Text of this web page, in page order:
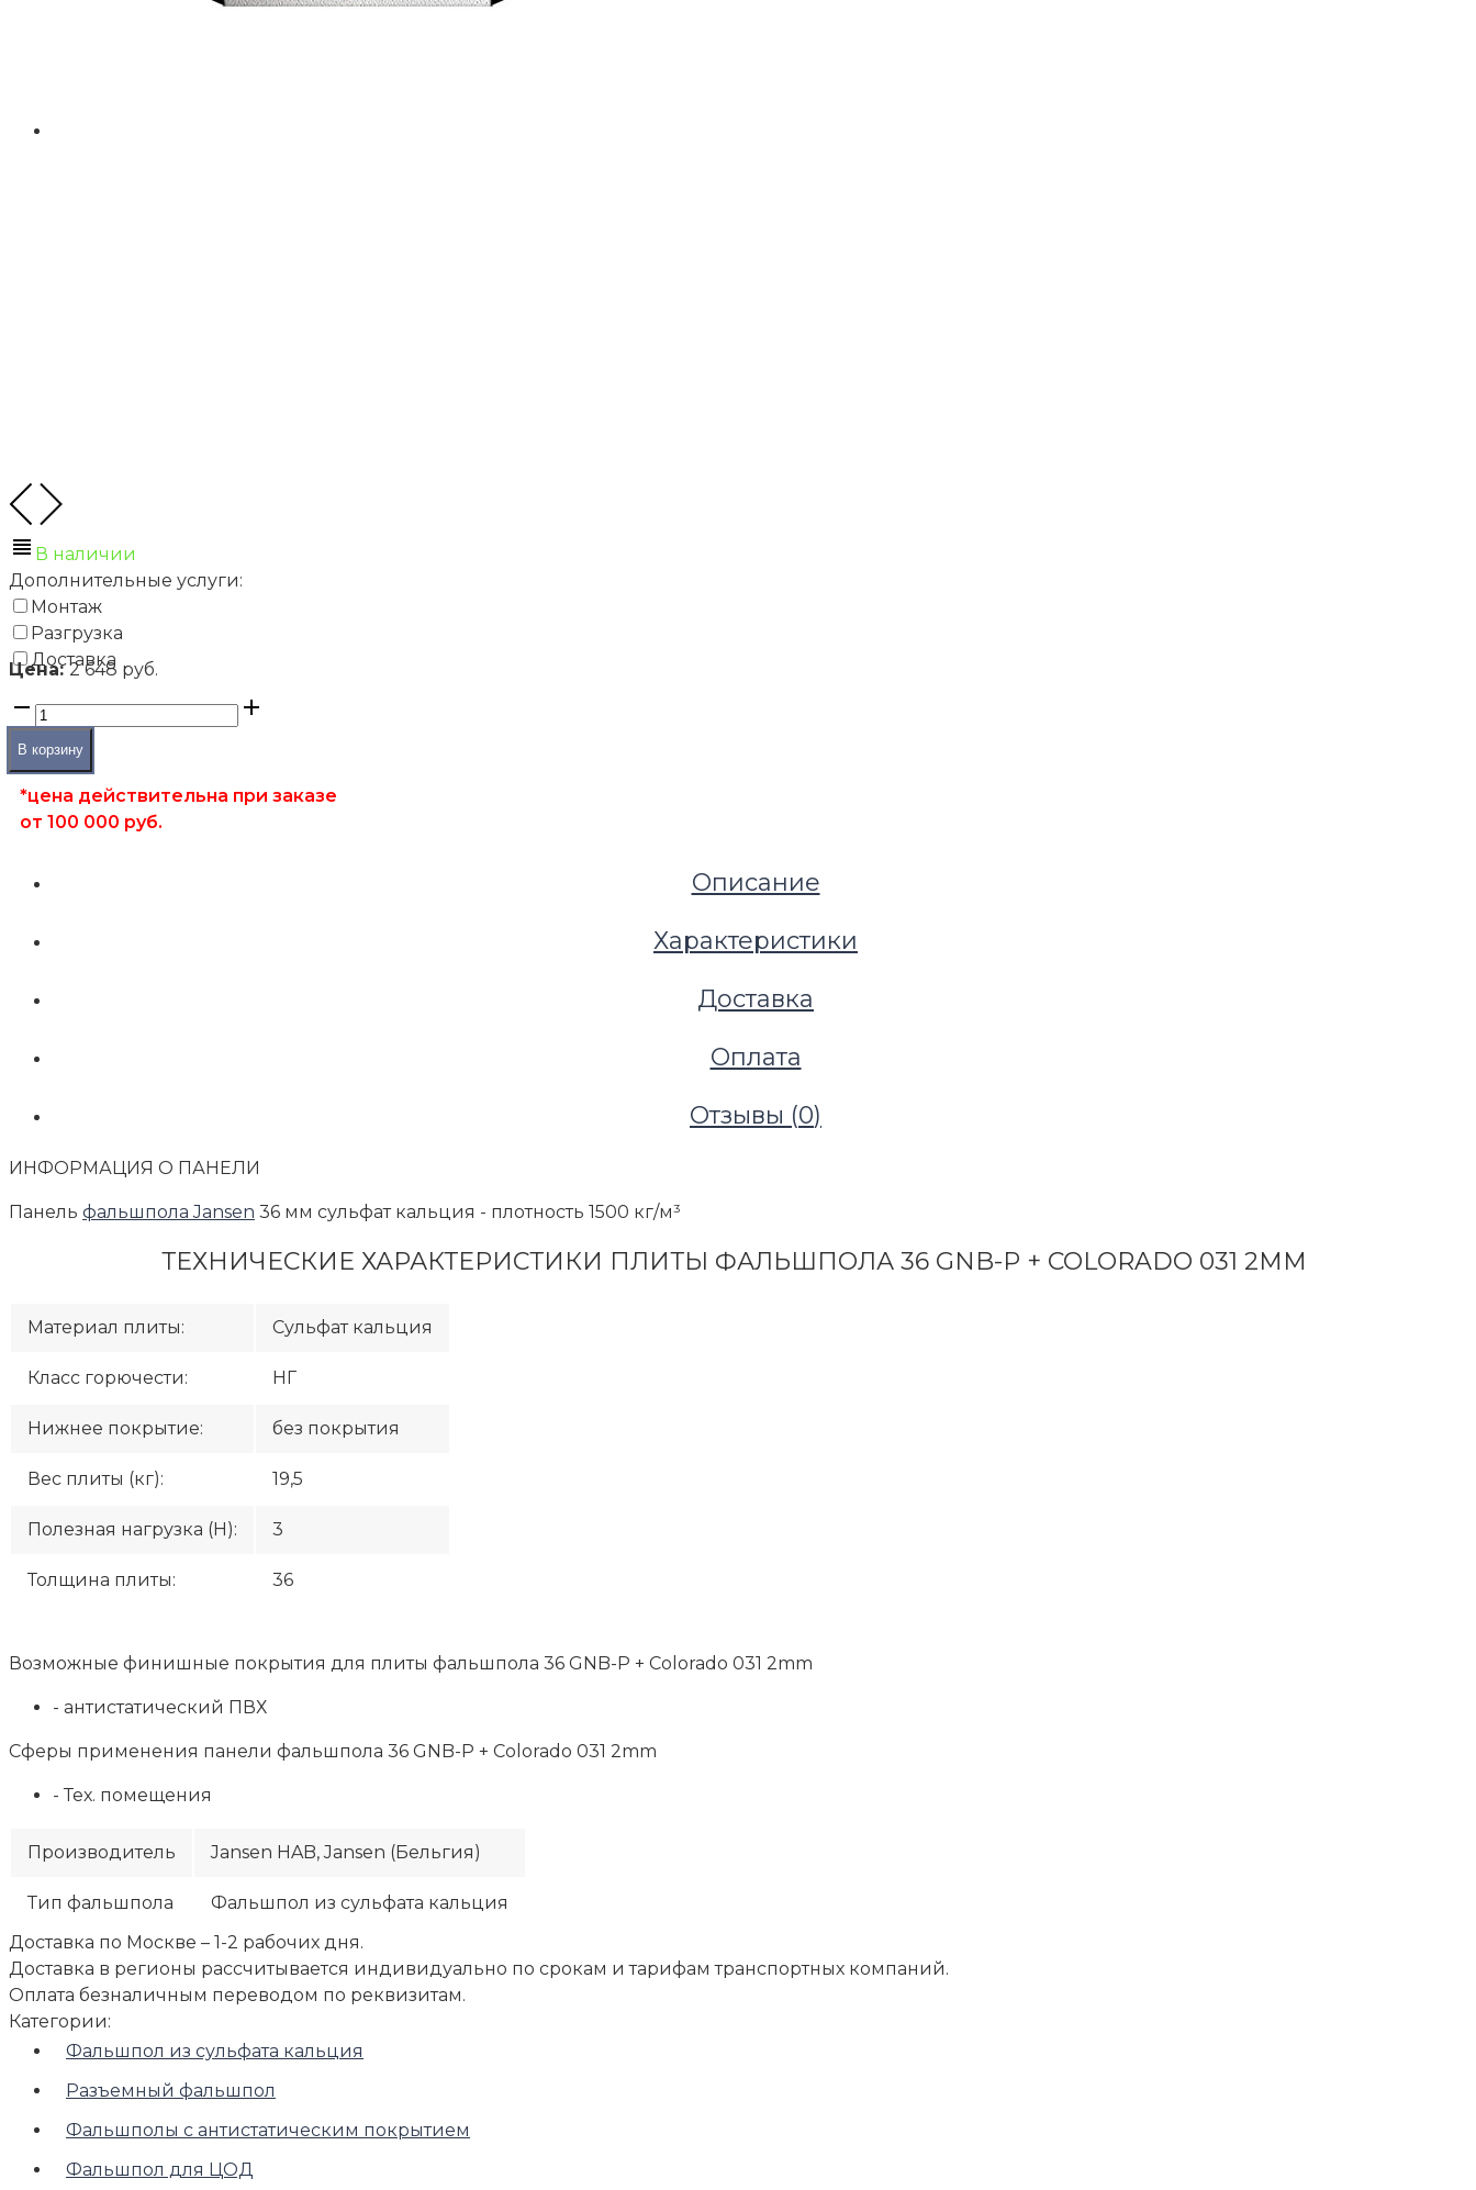
В наличии
Дополнительные услуги:
Монтаж
Разгрузка
Доставка
Цена:2 648 руб.
В корзину
*цена действительна при заказе
от 100 000 руб.
Описание
Характеристики
Доставка
Оплата
Отзывы (0)
ИНФОРМАЦИЯ О ПАНЕЛИ
Панель фальшпола Jansen 36 мм сульфат кальция - плотность 1500 кг/м³
ТЕХНИЧЕСКИЕ ХАРАКТЕРИСТИКИ ПЛИТЫ ФАЛЬШПОЛА 36 GNB-P + COLORADO 031 2MM
Материал плиты: Сульфат кальция
Класс горючести: НГ
Нижнее покрытие: без покрытия
Вес плиты (кг): 19,5
Полезная нагрузка (H): 3
Толщина плиты: 36
Возможные финишные покрытия для плиты фальшпола 36 GNB-P + Colorado 031 2mm
- антистатический ПВХ
Сферы применения панели фальшпола 36 GNB-P + Colorado 031 2mm
- Тех. помещения
Производитель Jansen HAB, Jansen (Бельгия)
Тип фальшпола
Фальшпол из сульфата кальция
Доставка по Москве – 1-2 рабочих дня.
Доставка в регионы рассчитывается индивидуально по срокам и тарифам транспортных компаний.
Оплата безналичным переводом по реквизитам.
Категории:
Фальшпол из сульфата кальция
Разъемный фальшпол
Фальшполы с антистатическим покрытием
Фальшпол для ЦОД